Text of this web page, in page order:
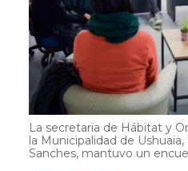
La secretaria de Hábitat y
la Municipalidad de
Sanches, mantuvo un